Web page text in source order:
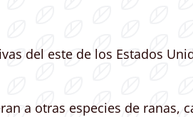
del este de los Estados
a otras especies de ranas,